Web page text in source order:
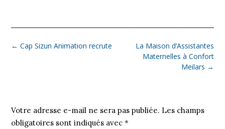
La Maison d’Assistantes
Maternelles à Confort
Meilars →
← Cap Sizun Animation recrute
Votre adresse e-mail ne sera pas publiée. Les champs
obligatoires sont indiqués avec *